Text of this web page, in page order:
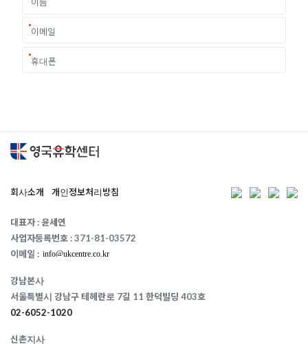
회사소개 개인정보처리방침
대표자 : 윤세연
사업자등록번호 : 371-81-03572
이메일 :
강남본사
서울특별시 강남구 테헤란로 7길 11 한덕빌딩 403호
02-6052-1020
신촌지사